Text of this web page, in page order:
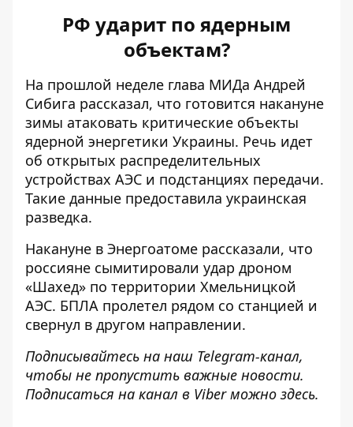
РФ ударит по ядерным
объектам?
На прошлой неделе глава МИДа Андрей
Сибига рассказал, что готовится накануне
зимы атаковать критические объекты
ядерной энергетики Украины. Речь идет
об открытых распределительных
устройствах АЭС и подстанциях передачи.
Такие данные предоставила украинская
разведка.
Накануне в Энергоатоме рассказали, что
россияне сымитировали удар дроном
«Шахед» по территории Хмельницкой
АЭС. БПЛА пролетел рядом со станцией и
свернул в другом направлении.
Подписывайтесь на наш Telegram-канал,
чтобы не пропустить важные новости.
Подписаться на канал в Viber можно здесь.